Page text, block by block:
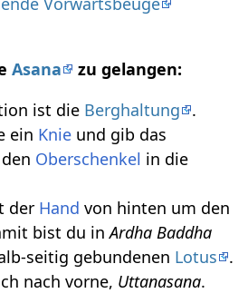
Asana
zu gelangen:
ist die Berghaltung
.
ein Knieund gib das
Oberschenkel in die
der Hand von hinten um den
bist du inArdha Baddha
seitig gebundenen Lotus
.
nach vorne, Uttanasana.